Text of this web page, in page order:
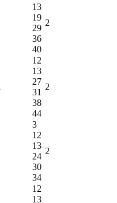
13
19
29
36
40
2
12
13
27
31
38
44
2
3
12
13
24
30
34
2
12
13